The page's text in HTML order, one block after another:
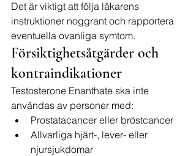
Det är viktigt att följa läkarens
instruktioner noggrant och rapportera
eventuella ovanliga symtom.
Försiktighetsåtgärder och
kontraindikationer
Testosterone Enanthate ska inte
användas av personer med:
Prostatacancer eller bröstcancer
Allvarliga hjärt-, lever- eller
njursjukdomar